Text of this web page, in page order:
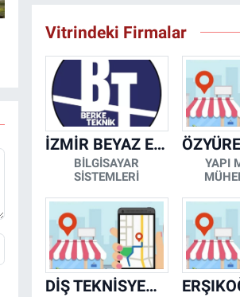
Vitrindeki Firmalar
İZMİR BEYAZ EŞYA KLİMA KOMBİ SERVİSİ
BİLGİSAYAR
SİSTEMLERİ
YAPI
DİŞ TEKNİSYENİ- MESUT KORKMAZ